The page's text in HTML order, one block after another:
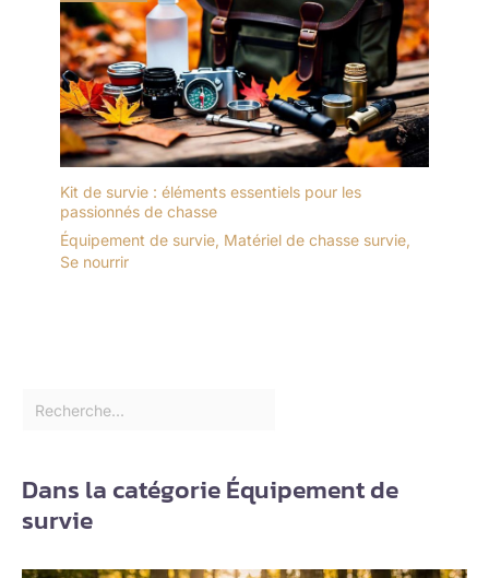
Kit de survie : éléments essentiels pour les
passionnés de chasse
Équipement de survie, Matériel de chasse survie,
Se nourrir
Dans la catégorie Équipement de
survie